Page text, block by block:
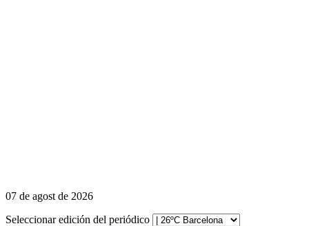
07 de agost de 2026
Seleccionar edición del periódico